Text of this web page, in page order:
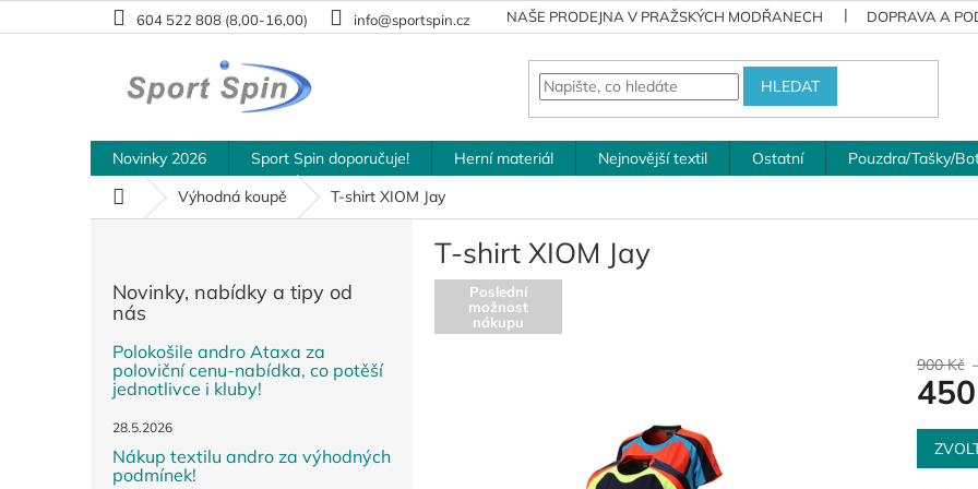
na
604 522 808 (8,00-16,00) info@sportspin.cz NAŠE PRODEJNA V PRAŽSKÝCH MODŘANECH DOPRAVA A
HLEDAT
Novinky 2026 Sport Spin doporučuje! Herní materiál Nejnovější textil Ostatní Pouzdra/Tašky/
Domů Výhodná koupě T-shirt XIOM Jay
Novinky, nabídky a tipy od
nás
Polokošile andro Ataxa za
poloviční cenu-nabídka, co potěší
jednotlivce i kluby!
28.5.2026
Nákup textilu andro za výhodných
podmínek!
T-shirt XIOM Jay
Poslední
možnost
nákupu
900 Kč
Měrná
cena: